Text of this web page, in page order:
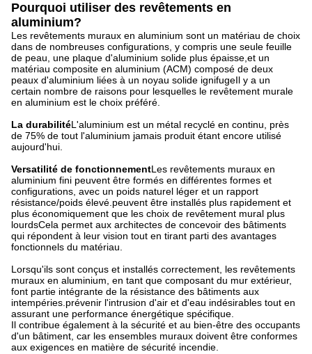
Pourquoi utiliser des revêtements en
aluminium?
Les revêtements muraux en aluminium sont un matériau de choix
dans de nombreuses configurations, y compris une seule feuille
de peau, une plaque d'aluminium solide plus épaisse,et un
matériau composite en aluminium (ACM) composé de deux
peaux d'aluminium liées à un noyau solide ignifugeIl y a un
certain nombre de raisons pour lesquelles le revêtement murale
en aluminium est le choix préféré.
La durabilitéL'aluminium est un métal recyclé en continu, près
de 75% de tout l'aluminium jamais produit étant encore utilisé
aujourd'hui.
Versatilité de fonctionnementLes revêtements muraux en
aluminium fini peuvent être formés en différentes formes et
configurations, avec un poids naturel léger et un rapport
résistance/poids élevé.peuvent être installés plus rapidement et
plus économiquement que les choix de revêtement mural plus
lourdsCela permet aux architectes de concevoir des bâtiments
qui répondent à leur vision tout en tirant parti des avantages
fonctionnels du matériau.
Lorsqu'ils sont conçus et installés correctement, les revêtements
muraux en aluminium, en tant que composant du mur extérieur,
font partie intégrante de la résistance des bâtiments aux
intempéries.prévenir l'intrusion d'air et d'eau indésirables tout en
assurant une performance énergétique spécifique.
Il contribue également à la sécurité et au bien-être des occupants
d'un bâtiment, car les ensembles muraux doivent être conformes
aux exigences en matière de sécurité incendie.